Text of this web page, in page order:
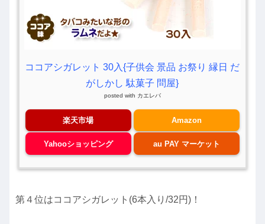
ココアシガレット 30入{子供会 景品 お祭り 縁日 だ
がしかし 駄菓子 問屋}
posted with カエレバ
楽天市場 Amazon
Yahooショッピング au PAY マーケット
第４位はココアシガレット(6本入り/32円)！